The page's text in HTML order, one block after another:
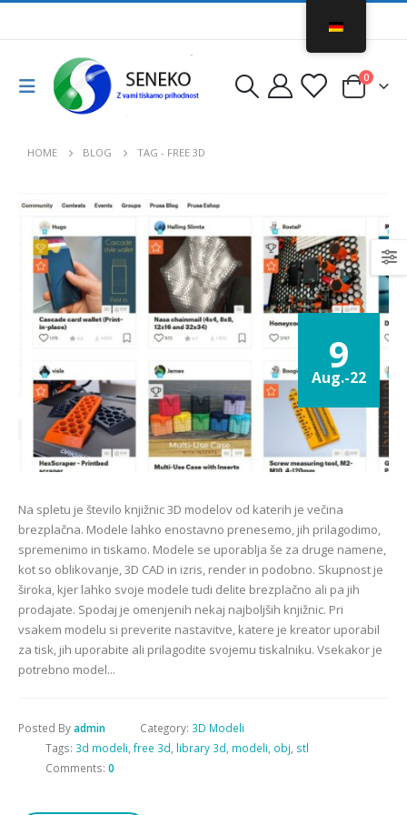
0
HOME BLOG TAG - FREE 3D
9
Aug.-22
Na spletu je število knjižnic 3D modelov od katerih je večina
brezplačna. Modele lahko enostavno prenesemo, jih prilagodimo,
spremenimo in tiskamo. Modele se uporablja še za druge namene,
kot so oblikovanje, 3D CAD in izris, render in podobno. Skupnost je
široka, kjer lahko svoje modele tudi delite brezplačno ali pa jih
prodajate. Spodaj je omenjenih nekaj najboljših knjižnic. Pri
vsakem modelu si preverite nastavitve, katere je kreator uporabil
za tisk, jih uporabite ali prilagodite svojemu tiskalniku. Vsekakor je
potrebno model...
Posted Byadmin Category: 3D Modeli
Tags: 3d modeli free 3d library 3d modeli obj stl
Comments: 0